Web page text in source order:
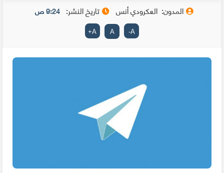
المدون: العكرودي أنس تاريخ النشر: 9:24 ص
A
-
A
A
+